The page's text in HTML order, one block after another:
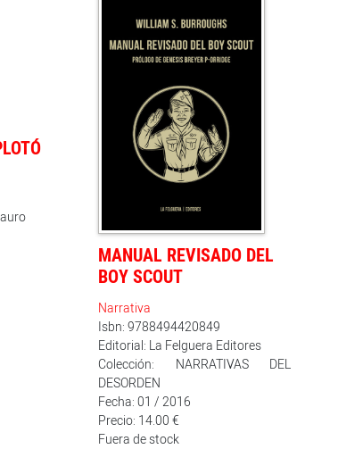
MANUAL REVISADO DEL
BOY SCOUT
Narrativa
Isbn: 9788494420849
Editorial: La Felguera Editores
Colección: NARRATIVAS DEL
DESORDEN
Fecha: 01 / 2016
Precio: 14.00 €
Fuera de stock